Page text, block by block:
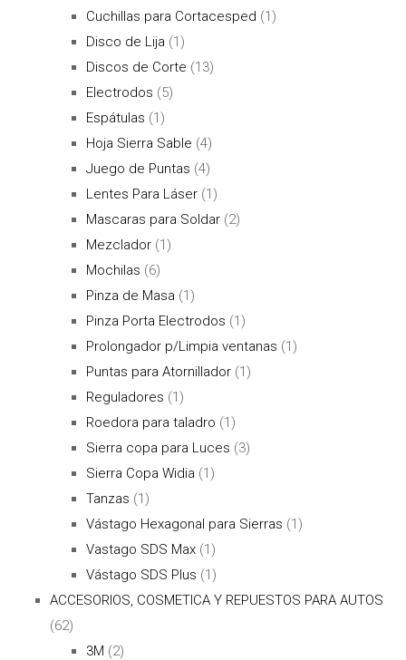
Cuchillas para Cortacesped (1)
Disco de Lija (1)
Discos de Corte (13)
Electrodos (5)
Espátulas (1)
Hoja Sierra Sable (4)
Juego de Puntas (4)
Lentes Para Láser (1)
Mascaras para Soldar (2)
Mezclador (1)
Mochilas (6)
Pinza de Masa (1)
Pinza Porta Electrodos (1)
Prolongador p/Limpia ventanas (1)
Puntas para Atornillador (1)
Reguladores (1)
Roedora para taladro (1)
Sierra copa para Luces (3)
Sierra Copa Widia (1)
Tanzas (1)
Vástago Hexagonal para Sierras (1)
Vastago SDS Max (1)
Vástago SDS Plus (1)
ACCESORIOS, COSMETICA Y REPUESTOS PARA AUTOS
(62)
3M (2)